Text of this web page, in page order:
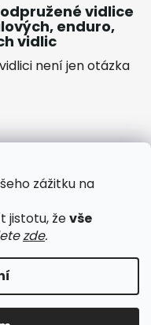
zážitku na
jistotu, ževše
zde.
vidlice
enduro,
vidlic
není jen otázka
PekneWeby